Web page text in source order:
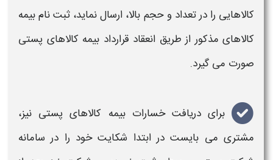
کالاهایی را در تعداد و حجم بالا، ارسال نماید، ثبت نامبیمه
کالاهای مذکور از طریق انعقاد قرارداد بیمه کالاهای پستی
صورت می گیرد.
برای دریافت خسارات بیمه کالاهای پستی نیز،
مشتری می بایست در ابتدا شکایت خود را در سامانه